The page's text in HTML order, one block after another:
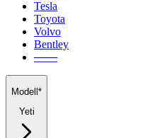
Tesla
Toyota
Volvo
Bentley
───
Modell*
Yeti